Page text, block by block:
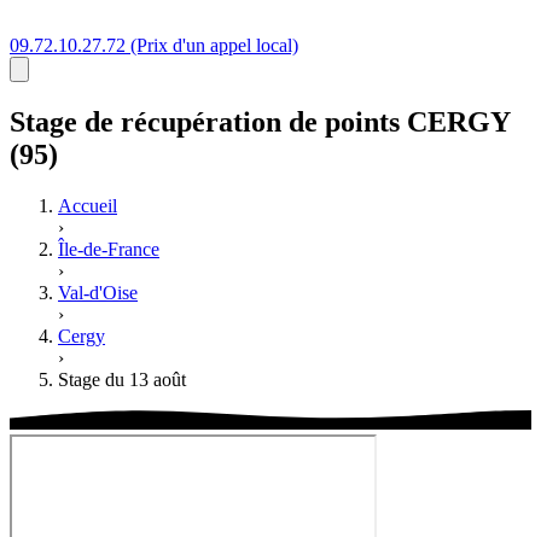
09.72.10.27.72 (Prix d'un appel local)
Stage de récupération de points CERGY
(95)
Accueil
›
Île-de-France
›
Val-d'Oise
›
Cergy
›
Stage du 13 août